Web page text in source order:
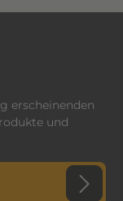
erscheinenden
und